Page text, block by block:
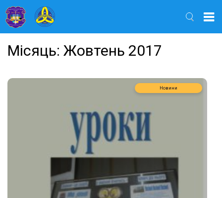
Місяць: Жовтень 2017
Новини